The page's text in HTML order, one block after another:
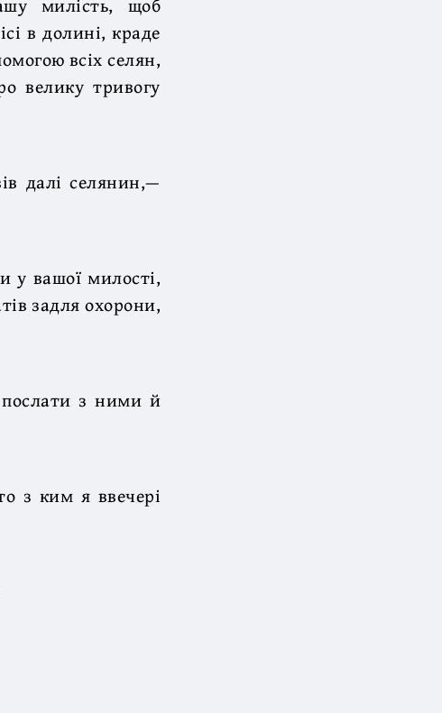
в долині, краде
всіх селян,
велику тривогу
далі селянин,—
вашої милості,
задля охорони,
з ними й
з ким я ввечері